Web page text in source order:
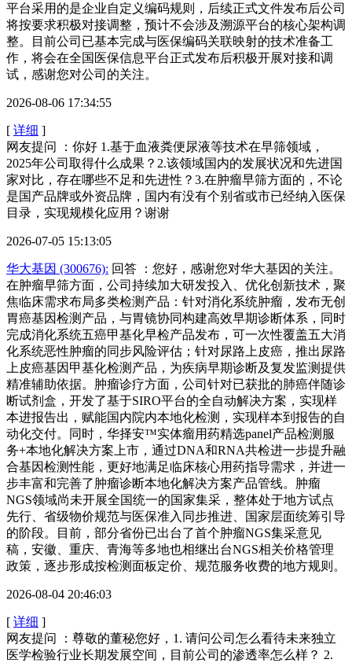
平台采用的是企业自定义编码规则，后续正式文件发布后公司
将按要求积极对接调整，预计不会涉及溯源平台的核心架构调
整。目前公司已基本完成与医保编码关联映射的技术准备工
作，将会在全国医保信息平台正式发布后积极开展对接和调
试，感谢您对公司的关注。
2026-08-06 17:34:55
[ 详细 ]
网友提问 ：你好 1.基于血液粪便尿液等技术在早筛领域，
2025年公司取得什么成果？2.该领域国内的发展状况和先进国
家对比，存在哪些不足和先进性？3.在肿瘤早筛方面的，不论
是国产品牌或外资品牌，国内有没有个别省或市已经纳入医保
目录，实现规模化应用？谢谢
2026-07-05 15:13:05
华大基因 (300676): 回答 ：您好，感谢您对华大基因的关注。
在肿瘤早筛方面，公司持续加大研发投入、优化创新技术，聚
焦临床需求布局多类检测产品：针对消化系统肿瘤，发布无创
胃癌基因检测产品，与胃镜协同构建高效早期诊断体系，同时
完成消化系统五癌甲基化早检产品发布，可一次性覆盖五大消
化系统恶性肿瘤的同步风险评估；针对尿路上皮癌，推出尿路
上皮癌基因甲基化检测产品，为疾病早期诊断及复发监测提供
精准辅助依据。肿瘤诊疗方面，公司针对已获批的肺癌伴随诊
断试剂盒，开发了基于SIRO平台的全自动解决方案，实现样
本进报告出，赋能国内院内本地化检测，实现样本到报告的自
动化交付。同时，华择安™实体瘤用药精选panel产品检测服
务+本地化解决方案上市，通过DNA和RNA共检进一步提升融
合基因检测性能，更好地满足临床核心用药指导需求，并进一
步丰富和完善了肿瘤诊断本地化解决方案产品管线。肿瘤
NGS领域尚未开展全国统一的国家集采，整体处于地方试点
先行、省级物价规范与医保准入同步推进、国家层面统筹引导
的阶段。目前，部分省份已出台了首个肿瘤NGS集采意见
稿，安徽、重庆、青海等多地也相继出台NGS相关价格管理
政策，逐步形成按检测面板定价、规范服务收费的地方规则。
2026-08-04 20:46:03
[ 详细 ]
网友提问 ：尊敬的董秘您好，1. 请问公司怎么看待未来独立
医学检验行业长期发展空间，目前公司的渗透率怎么样？ 2.